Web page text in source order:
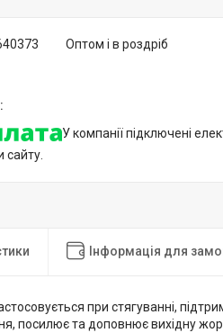
Оптом і в роздріб
У компанії підключені
сайту.
Інформація для
при стягуванні,
посилює та доповнює вихідну